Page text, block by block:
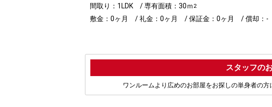
間取り：1LDK / 専有面積：30ｍ 2
敷金：0ヶ月 / 礼金：0ヶ月 / 保証金：0ヶ月 / 償却：-
ワンルームより広めのお部屋をお探しの単身者の